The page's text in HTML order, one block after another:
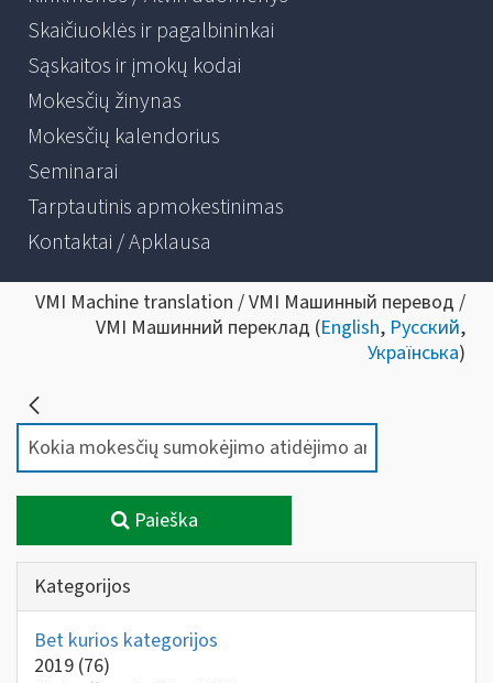
Skaičiuoklės ir pagalbininkai
Sąskaitos ir įmokų kodai
Mokesčių žinynas
Mokesčių kalendorius
Seminarai
Tarptautinis apmokestinimas
Kontaktai / Apklausa
VMI Machine translation / VMI Машинный перевод /
VMI Машинний переклад (English, Русский,
Українська)
Paieška
Kategorijos
Bet kurios kategorijos
2019 (76)